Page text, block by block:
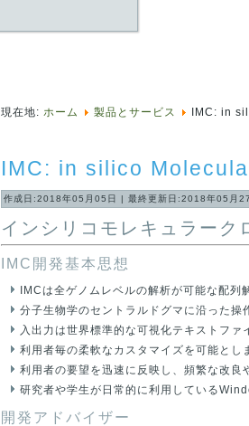
現在地: ホーム 製品とサービス IMC: in
IMC: in silico
作成日:2018年05月05日 | 最終更新日:2018年05月
インシリコモレキュラーク
IMC開発基本思想
IMCは全ゲノムレベルの解析が可能な配列
分子生物学のセントラルドグマに沿った操
入出力は世界標準的な可視化テキストファ
利用者毎の柔軟なカスタマイズを可能とし
利用者の要望を迅速に反映し、頻繁な改良
研究者や学生が日常的に利用している
開発アドバイザー